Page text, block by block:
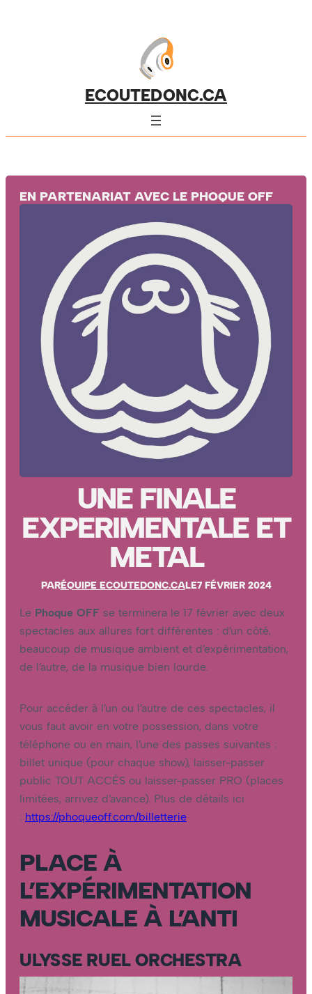
ECOUTEDONC.CA
EN PARTENARIAT AVEC LE PHOQUE OFF
UNE FINALE
EXPERIMENTALE ET
METAL
PARÉQUIPE ECOUTEDONC.CALE7 FÉVRIER 2024
Le Phoque OFF se terminera le 17 février avec deux
spectacles aux allures fort différentes : d’un côté,
beaucoup de musique ambient et d’expérimentation,
de l’autre, de la musique bien lourde.
Pour accéder à l’un ou l’autre de ces spectacles, il
vous faut avoir en votre possession, dans votre
téléphone ou en main, l’une des passes suivantes :
billet unique (pour chaque show), laisser-passer
public TOUT ACCÈS ou laisser-passer PRO (places
limitées, arrivez d’avance). Plus de détails ici
: https://phoqueoff.com/billetterie
PLACE À
L’EXPÉRIMENTATION
MUSICALE À L’ANTI
ULYSSE RUEL ORCHESTRA